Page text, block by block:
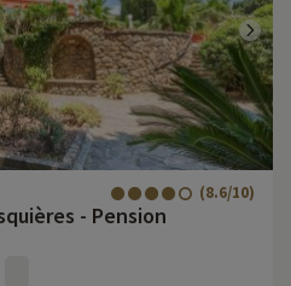
- Pension
(8.6/10)